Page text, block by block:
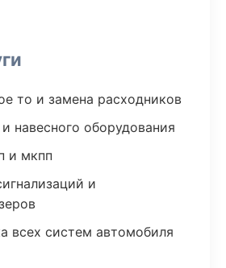
то и замена расходников
навесного оборудования
и мкпп
и
всех систем автомобиля